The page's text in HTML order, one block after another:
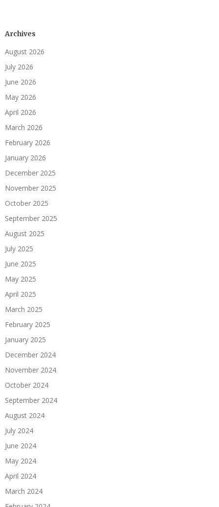
Archives
August 2026
July 2026
June 2026
May 2026
April 2026
March 2026
February 2026
January 2026
December 2025
November 2025
October 2025
September 2025
August 2025
July 2025
June 2025
May 2025
April 2025
March 2025
February 2025
January 2025
December 2024
November 2024
October 2024
September 2024
August 2024
July 2024
June 2024
May 2024
April 2024
March 2024